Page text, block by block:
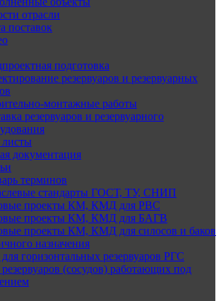
отрасли
поставок
подготовка
резервуаров и резервуарных
монтажные работы
резервуаров и резервуарного
документация
терминов
стандарты ГОСТ, ТУ, СНИП
проекты КМ, КМД для РВС
проекты КМ, КМД для БАГВ
проекты КМ, КМД для силосов и баков
назначения
горизонтальных резервуаров РГС
(сосудов) работающих под